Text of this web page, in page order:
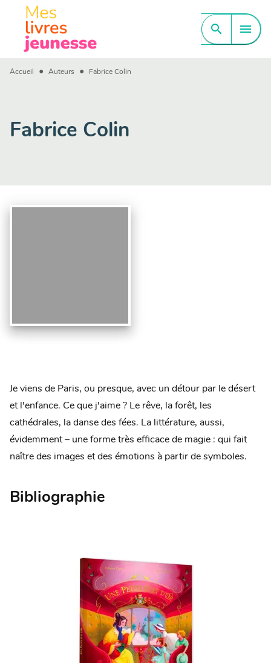
MENU CONTENU
PIED DE PAGE
search menu
Accueil • Auteurs • Fabrice Colin
Fabrice Colin
Je viens de Paris, ou presque, avec un détour par le désert
et l'enfance. Ce que j'aime ? Le rêve, la forêt, les
cathédrales, la danse des fées. La littérature, aussi,
évidemment – une forme très efficace de magie : qui fait
naître des images et des émotions à partir de symboles.
Bibliographie